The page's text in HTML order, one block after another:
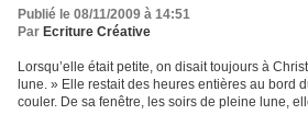
Publié le 08/11/2009 à 14:51
Par Ecriture Créative
Lorsqu’elle était petite, on disait toujours à
lune. » Elle restait des heures entières au bord
couler. De sa fenêtre, les soirs de pleine lune,